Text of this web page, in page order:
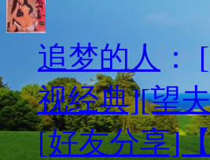
追梦的人 ：
视经典][望
[好友分享]